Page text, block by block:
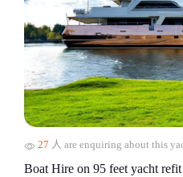
27 人 are enquiring about this
Boat Hire on 95 feet yacht